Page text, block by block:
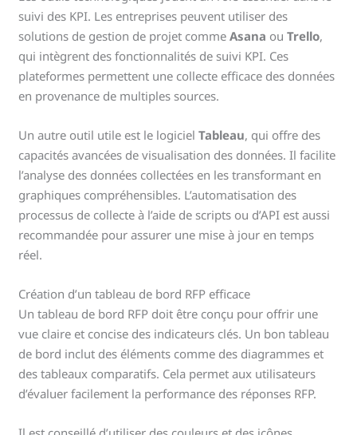
suivi des KPI. Les entreprises peuvent utiliser des
solutions de gestion de projet commeAsana ouTrello,
qui intègrent des fonctionnalités de suivi KPI. Ces
plateformes permettent une collecte efficace des données
en provenance de multiples sources.
Un autre outil utile est le logicielTableau, qui offre des
capacités avancées de visualisation des données. Il facilite
l’analyse des données collectées en les transformant en
graphiques compréhensibles. L’automatisation des
processus de collecte à l’aide de scripts ou d’API est aussi
recommandée pour assurer une mise à jour en temps
réel.
Création d’un tableau de bord RFP efficace
Un tableau de bord RFP doit être conçu pour offrir une
vue claire et concise des indicateurs clés. Un bon tableau
de bord inclut des éléments comme des diagrammes et
des tableaux comparatifs. Cela permet aux utilisateurs
d’évaluer facilement la performance des réponses RFP.